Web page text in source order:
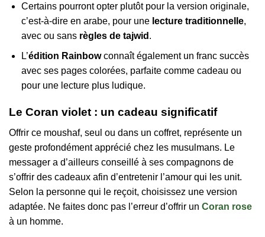
Certains pourront opter plutôt pour la version originale,
c’est-à-dire en arabe, pour une lecture traditionnelle,
avec ou sans règles de tajwid .
L’édition Rainbowconnaît également un franc succès
avec ses pages colorées, parfaite comme cadeau ou
pour une lecture plus ludique.
Le Coran violet : un cadeau significatif
Offrir ce moushaf, seul ou dans un coffret, représente un
geste profondément apprécié chez les musulmans. Le
messager a d’ailleurs conseillé à ses compagnons de
s’offrir des cadeaux afin d’entretenir l’amour qui les unit.
Selon la personne qui le reçoit, choisissez une version
adaptée. Ne faites donc pas l’erreur d’offrir un Coran rose
à un homme.